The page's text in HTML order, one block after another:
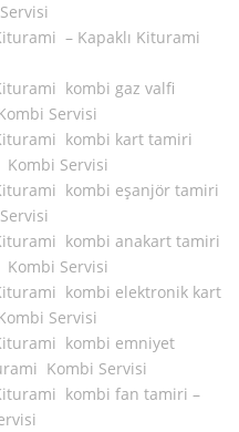
– Kapaklı Kiturami
kombi gaz valfi
Servisi
kombi kart tamiri
Kombi Servisi
kombi eşanjör tamiri
kombi anakart tamiri
Kombi Servisi
kombi elektronik kart
Servisi
kombi emniyet
Kombi Servisi
kombi fan tamiri –